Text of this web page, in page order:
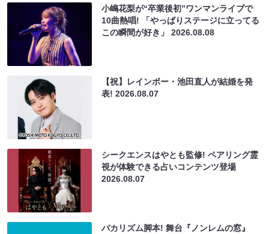
小嶋花梨が“卒業後初”ワンマンライブで
10曲熱唱! 「やっぱりステージに立ってる
この瞬間が好き」2026.08.08
【祝】レインボー・池田直人が結婚を発
表!2026.08.07
シークエンスはやとも監修! ペアリング霊
視が体験できる占いコンテンツ登場
2026.08.07
バカリズム脚本! 舞台『ノンレムの窓』